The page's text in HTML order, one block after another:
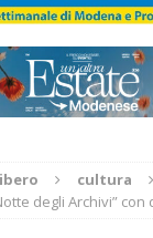
cultura
degli Archivi”